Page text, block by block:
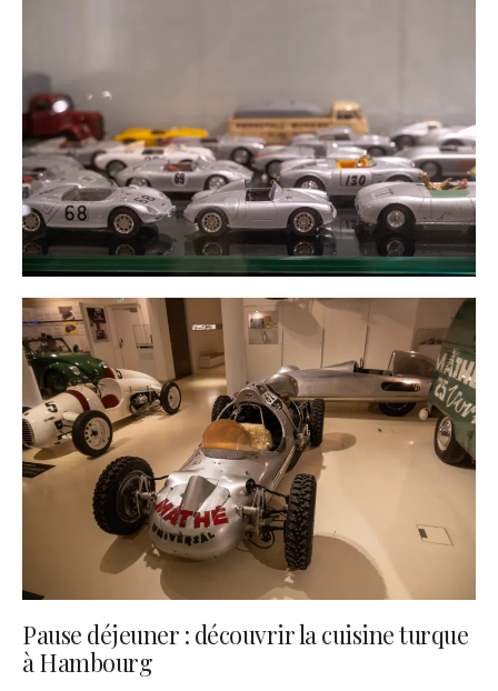
Pause déjeuner : découvrir la cuisine turque
à Hambourg